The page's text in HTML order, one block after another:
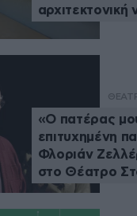
αρχιτεκτονική
«Ο πατέρας
επιτυχημένη
Φλοριάν
στο Θέατρο